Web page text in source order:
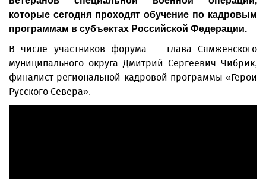
которые сегодня проходят обучение по кадровым
программам в субъектах Российской Федерации.
В числе участников форума — глава Сямженского
муниципального округа Дмитрий Сергеевич Чибрик,
финалист региональной кадровой программы «Герои
Русского Севера».